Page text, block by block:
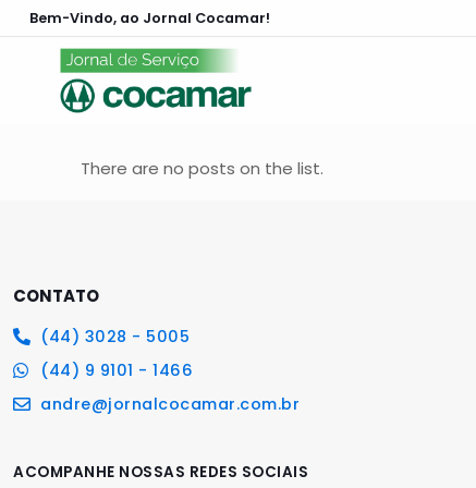
Bem-Vindo, ao Jornal Cocamar!
There are no posts on the list.
CONTATO
(44) 3028 - 5005
(44) 9 9101 - 1466
andre@jornalcocamar.com.br
ACOMPANHE NOSSAS REDES SOCIAIS